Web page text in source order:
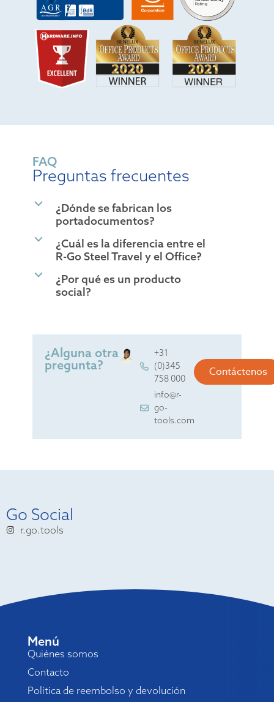
FAQ
Preguntas frecuentes
b
¿Dónde se fabrican los
portadocumentos?
b
¿Cuál es la diferencia entre el
R-Go Steel Travel y el Office?
b
¿Por qué es un producto
social?
¿Alguna otra
pregunta?
+31
(0)345
758 000
info@r-
go-
tools.com
Contáctenos
Go Social
r.go.tools
Menú
Quiénes somos
Contacto
Política de reembolso y devolución